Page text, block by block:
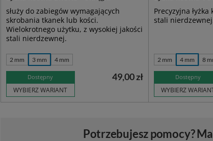
służy do zabiegów wymagających
skrobania tkanek lub kości.
Wielokrotnego użytku, z wysokiej jakości
stali nierdzewnej.
2 mm 3 mm 4 mm
Dostępny
WYBIERZ WARIANT
49,00 zł
Precyzyjna
stali
2 mm 4 mm 8
Dostępny
WYBIERZ
Potrzebujesz pomocy?